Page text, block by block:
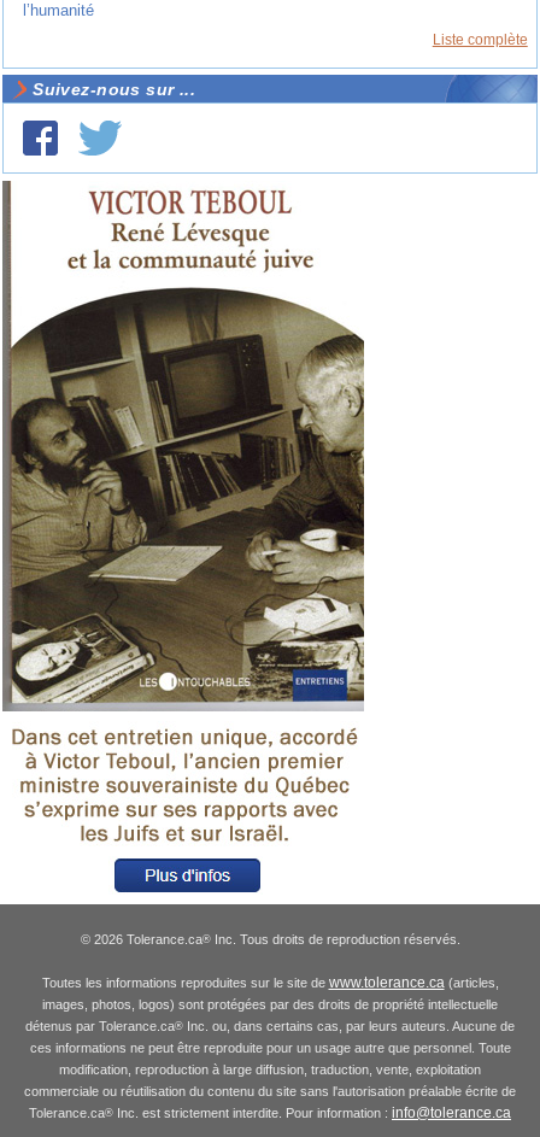
l’humanité
Liste complète
Suivez-nous sur ...
© 2026 Tolerance.ca®Inc. Tous droits de reproduction réservés.
Toutes les informations reproduites sur le site de www.tolerance.ca(articles,
images, photos, logos) sont protégées par des droits de propriété intellectuelle
détenus par Tolerance.ca® Inc. ou, dans certains cas, par leurs auteurs. Aucune de
ces informations ne peut être reproduite pour un usage autre que personnel. Toute
modification, reproduction à large diffusion, traduction, vente, exploitation
commerciale ou réutilisation du contenu du site sans l'autorisation préalable écrite de
Tolerance.ca® Inc. est strictement interdite. Pour information : info@tolerance.ca